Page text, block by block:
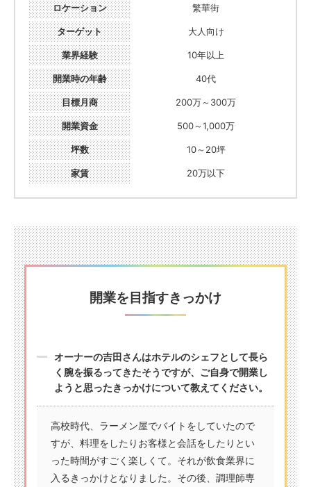
ロケーション 繁華街
ターゲット 大人向け
業界経験 10年以上
開業時の年齢 40代
目標月商 200万～300万
開業資金 500～1,000万
坪数 10～20坪
家賃 20万以下
開業を目指すきっかけ
オーナーの吉田さんはホテルのシェフとして長ら
く腕を振るってきたそうですが、ご自身で開業し
ようと思ったきっかけについて教えてください。
高校時代、ラーメン屋でバイトをしていたので
すが、料理をしたりお客様と会話をしたりとい
った時間がすごく楽しくて。それが飲食業界に
入るきっかけとなりました。その後、調理師専